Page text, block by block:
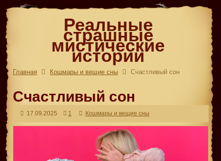
Реальные
страшные
мистические
истории
Главная Кошмары и вещие сны Счастливый сон
Счастливый сон
17.09.2025 1 Кошмары и вещие сны